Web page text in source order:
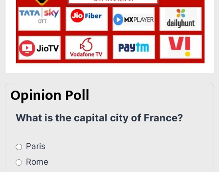
Opinion Poll
What is the capital city of France?
Paris
Rome